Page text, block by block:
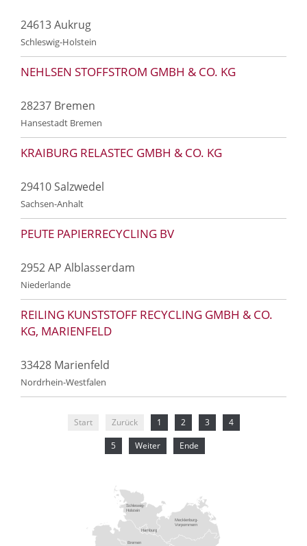
24613 Aukrug
Schleswig-Holstein
NEHLSEN STOFFSTROM GMBH & CO. KG
28237 Bremen
Hansestadt Bremen
KRAIBURG RELASTEC GMBH & CO. KG
29410 Salzwedel
Sachsen-Anhalt
PEUTE PAPIERRECYCLING BV
2952 AP Alblasserdam
Niederlande
REILING KUNSTSTOFF RECYCLING GMBH & CO.
KG, MARIENFELD
33428 Marienfeld
Nordrhein-Westfalen
Start Zurück 1 2 3 4
5 Weiter Ende
Mecklenburg-
Vorpommern
Schleswig-
Holstein
Bremen
Hamburg